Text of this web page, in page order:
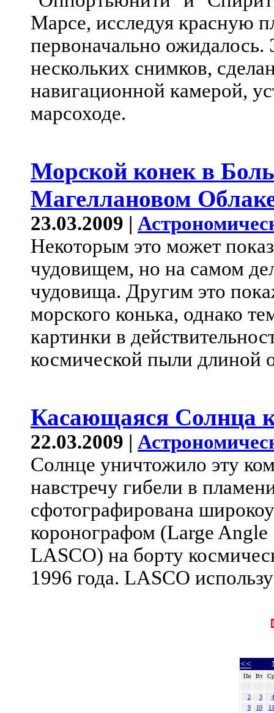
Марсе, исследуя красную
первоначально
нескольких снимков,
навигационной камерой,
марсоходе.
Морской конек в
Магеллановом
23.03.2009 |
Некоторым это может
чудовищем, но на самом
чудовища. Другим это
морского конька, однако
картинки в
космической пыли длиной
Касающаяся Солнца
22.03.2009 |
Солнце уничтожило эту
навстречу гибели в
сфотографирована
коронографом (Large
LASCO) на борту
1996 года. LASCO
<<
Пн Вт Ср
2 3
4
9
10
11